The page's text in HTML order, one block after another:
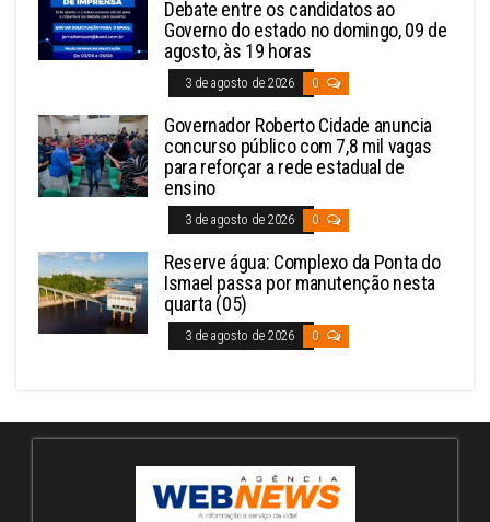
Debate entre os candidatos ao
Governo do estado no domingo, 09 de
agosto, às 19 horas
3 de agosto de 2026 0
Governador Roberto Cidade anuncia
concurso público com 7,8 mil vagas
para reforçar a rede estadual de
ensino
3 de agosto de 2026 0
Reserve água: Complexo da Ponta do
Ismael passa por manutenção nesta
quarta (05)
3 de agosto de 2026 0